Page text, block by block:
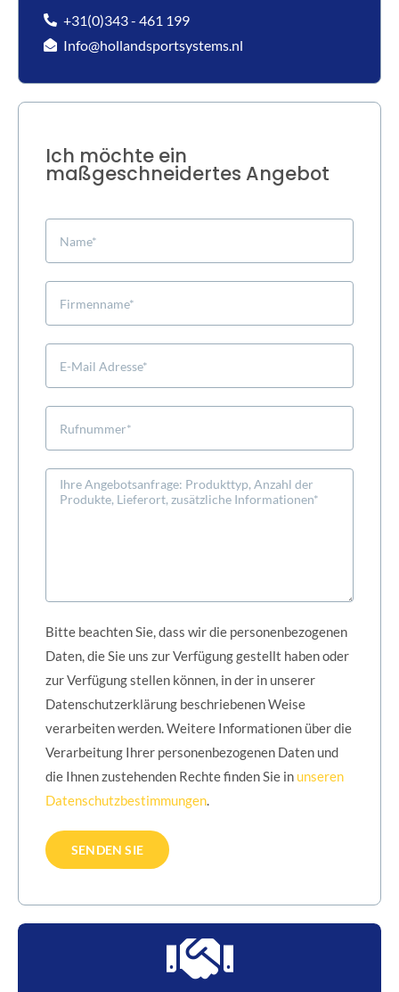
+31(0)343 - 461 199
Info@hollandsportsystems.nl
Ich möchte ein
maßgeschneidertes Angebot
Bitte beachten Sie, dass wir die personenbezogenen
Daten, die Sie uns zur Verfügung gestellt haben oder
zur Verfügung stellen können, in der in unserer
Datenschutzerklärung beschriebenen Weise
verarbeiten werden. Weitere Informationen über die
Verarbeitung Ihrer personenbezogenen Daten und
die Ihnen zustehenden Rechte finden Sie in unseren
Datenschutzbestimmungen.